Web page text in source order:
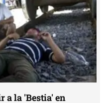
a la 'Bestia' en